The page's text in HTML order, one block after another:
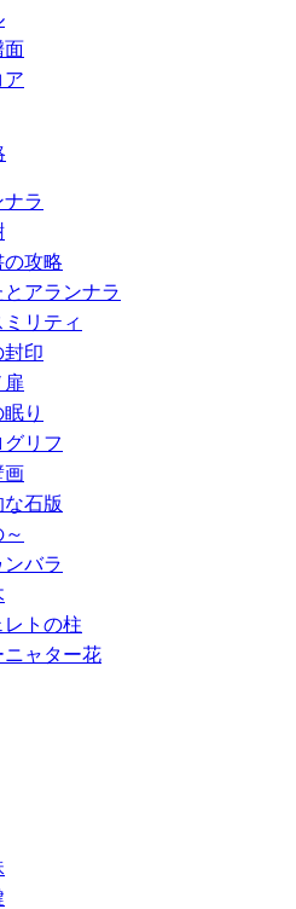
面
ア
ナラ
攻略
とアランナラ
ミリティ
封印
扉
り
グリフ
画
石版
ンバラ
レトの柱
ニャター花